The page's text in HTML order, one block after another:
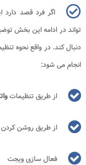
اگر فرد قصد دارد
تواند در ادامه این بخش
دنبال کند. در واقع نحوه
انجام می شود:
از طریق تنظیمات
از طریق روشن
فعال سازی ویجت